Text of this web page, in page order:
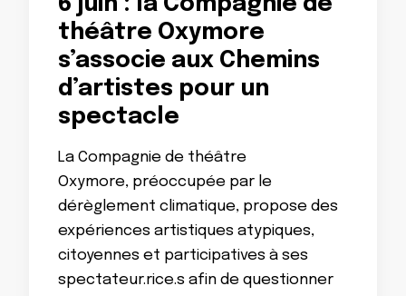
théâtre Oxymore
s’associe aux Chemins
d’artistes pour un
spectacle
La Compagnie de théâtre
Oxymore, préoccupée par le
dérèglement climatique, propose des
expériences artistiques atypiques,
citoyennes et participatives à ses
spectateur.rice.s afin de questionner